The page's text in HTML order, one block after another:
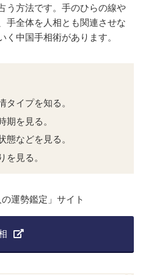
う方法です。手のひらの線や
手全体を人相とも関連させな
く中国手相術があります。
タイプを知る。
期を見る。
態などを見る。
を見る。
運勢鑑定」サイト